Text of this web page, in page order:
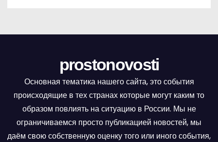
ц
и
prostonovosti
Основная тематика нашего сайта, это события
происходящие в тех странах которые могут каким то
образом повлиять на ситуацию в России. Мы не
ограничиваемся просто публикацией новостей, мы
даём свою собственную оценку того или иного события,